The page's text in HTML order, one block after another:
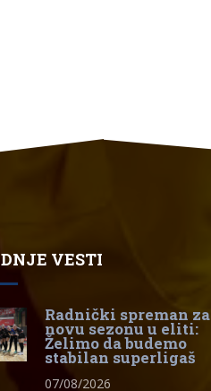
VESTI
Radnički spreman za
novu sezonu u eliti:
Želimo da budemo
stabilan superligaš
07/08/2026